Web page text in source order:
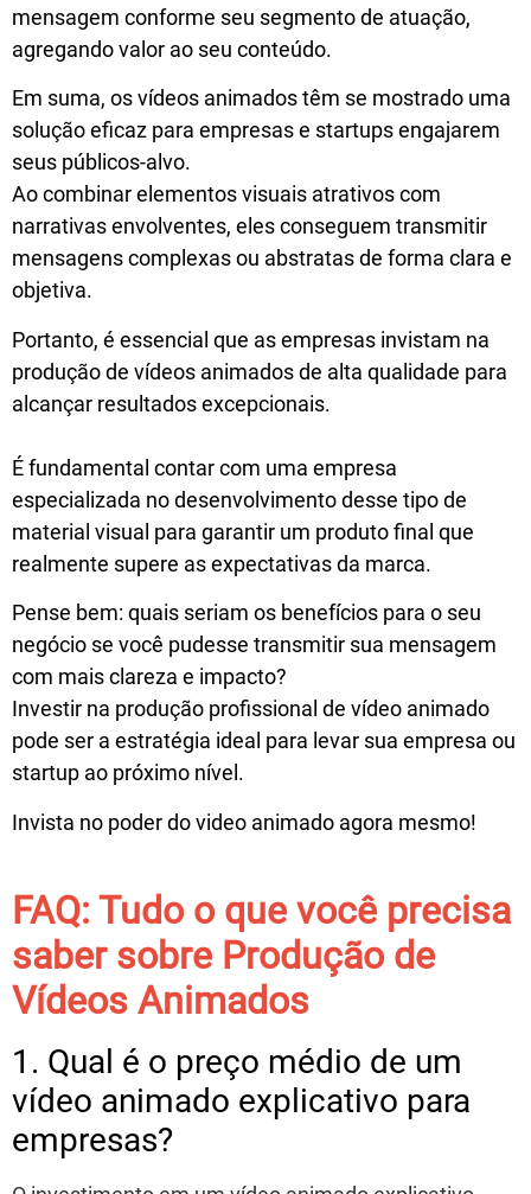
mensagem conforme seu segmento de atuação,
agregando valor ao seu conteúdo.
Em suma, os vídeos animados têm se mostrado uma
solução eficaz para empresas e startups engajarem
seus públicos-alvo.
Ao combinar elementos visuais atrativos com
narrativas envolventes, eles conseguem transmitir
mensagens complexas ou abstratas de forma clara e
objetiva.
Portanto, é essencial que as empresas invistam na
produção de vídeos animados de alta qualidade para
alcançar resultados excepcionais.
É fundamental contar com uma empresa
especializada no desenvolvimento desse tipo de
material visual para garantir um produto final que
realmente supere as expectativas da marca.
Pense bem: quais seriam os benefícios para o seu
negócio se você pudesse transmitir sua mensagem
com mais clareza e impacto?
Investir na produção profissional de vídeo animado
pode ser a estratégia ideal para levar sua empresa ou
startup ao próximo nível.
Invista no poder do video animado agora mesmo!
FAQ: Tudo o que você precisa
saber sobre Produção de
Vídeos Animados
1. Qual é o preço médio de um
vídeo animado explicativo para
empresas?